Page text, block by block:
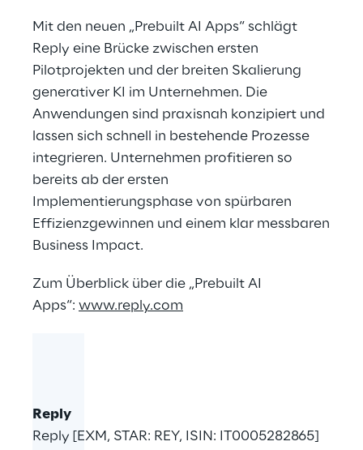
Mit den neuen „Prebuilt AI Apps“ schlägt
Reply eine Brücke zwischen ersten
Pilotprojekten und der breiten Skalierung
generativer KI im Unternehmen. Die
Anwendungen sind praxisnah konzipiert und
lassen sich schnell in bestehende Prozesse
integrieren. Unternehmen profitieren so
bereits ab der ersten
Implementierungsphase von spürbaren
Effizienzgewinnen und einem klar messbaren
Business Impact.
Zum Überblick über die „Prebuilt AI
Apps“: www.reply.com
Reply
Reply [EXM, STAR: REY, ISIN: IT0005282865]